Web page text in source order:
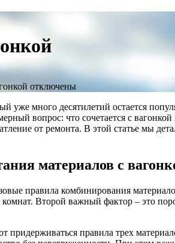
отключены
уже много десятилетий остается
вопрос: что сочетается с
от ремонта. В этой статье мы
материалов с
правила комбинирования
комнат. Второй важный фактор – это
правила трех